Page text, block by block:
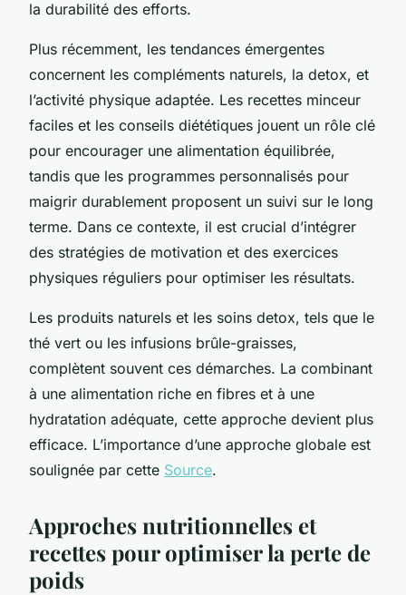
la durabilité des efforts.
Plus récemment, les tendances émergentes
concernent les compléments naturels, la detox, et
l’activité physique adaptée. Les recettes minceur
faciles et les conseils diététiques jouent un rôle clé
pour encourager une alimentation équilibrée,
tandis que les programmes personnalisés pour
maigrir durablement proposent un suivi sur le long
terme. Dans ce contexte, il est crucial d’intégrer
des stratégies de motivation et des exercices
physiques réguliers pour optimiser les résultats.
Les produits naturels et les soins detox, tels que le
thé vert ou les infusions brûle-graisses,
complètent souvent ces démarches. La combinant
à une alimentation riche en fibres et à une
hydratation adéquate, cette approche devient plus
efficace. L’importance d’une approche globale est
soulignée par cette Source.
Approches nutritionnelles et
recettes pour optimiser la perte de
poids